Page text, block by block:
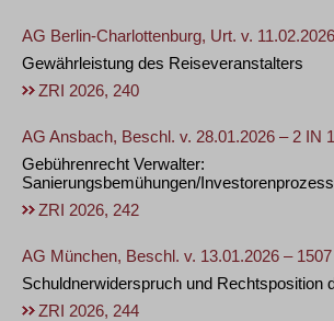
AG Berlin-Charlottenburg, Urt. v.
Gewährleistung des Reiseveranstalters
ZRI 2026, 240
AG Ansbach, Beschl. v. 28.01.2026 – 2 IN
Gebührenrecht Verwalter:
Sanierungsbemühungen/Investorenprozess
ZRI 2026, 242
AG München, Beschl. v. 13.01.2026 –
Schuldnerwiderspruch und Rechtsposition
ZRI 2026, 244